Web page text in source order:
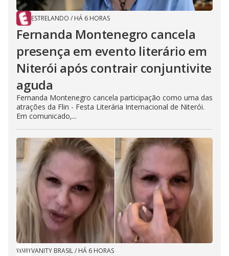
ESTRELANDO / HÁ 6 HORAS
Fernanda Montenegro cancela
presença em evento literário em
Niterói após contrair conjuntivite
aguda
Fernanda Montenegro cancela participação como uma das
atrações da Flin - Festa Literária Internacional de Niterói.
Em comunicado,...
VANITY BRASIL/ HÁ 6 HORAS